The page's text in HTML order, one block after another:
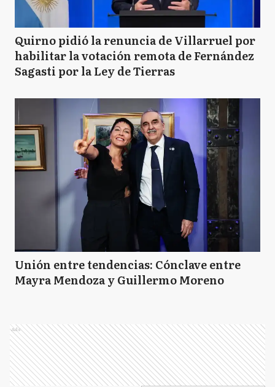
Quirno pidió la renuncia de Villarruel por
habilitar la votación remota de Fernández
Sagasti por la Ley de Tierras
Unión entre tendencias: Cónclave entre
Mayra Mendoza y Guillermo Moreno
Ads